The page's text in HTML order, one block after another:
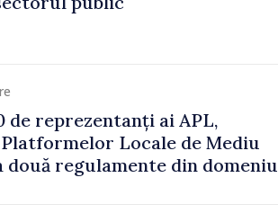
de reprezentanți ai APL,
Locale de Mediu
regulamente din domeniu